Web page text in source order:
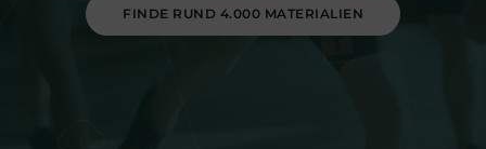
FINDE RUND 4.000 MATERIALIEN